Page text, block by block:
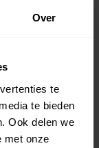
Over
te
te bieden
Ook delen we
met onze
(koopsom
Dit